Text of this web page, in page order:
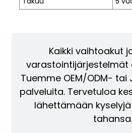
Kaikki vaihtoakut
varastointijärjestelmät
Tuemme OEM/ODM- tai
palveluita. Tervetuloa
lähettämään
tahansa.